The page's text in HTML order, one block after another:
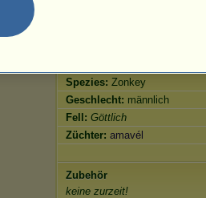
Spezies: Zonkey
Geschlecht: männlich
Fell: Göttlich
Züchter: amavél
Zubehör
keine zurzeit!